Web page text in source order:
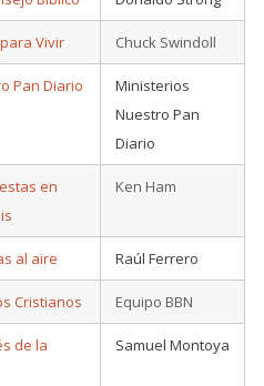
Vivir Chuck Swindoll
Pan Diario
Ministerios
Nuestro Pan
Diario
en
Ken Ham
al aire Raúl Ferrero
Cristianos Equipo BBN
de la
Samuel Montoya